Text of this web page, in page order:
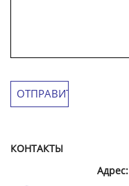
КОНТАКТЫ
Адрес: